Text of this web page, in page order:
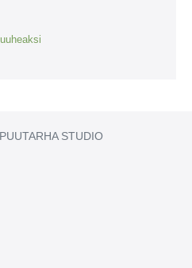
STUDIO